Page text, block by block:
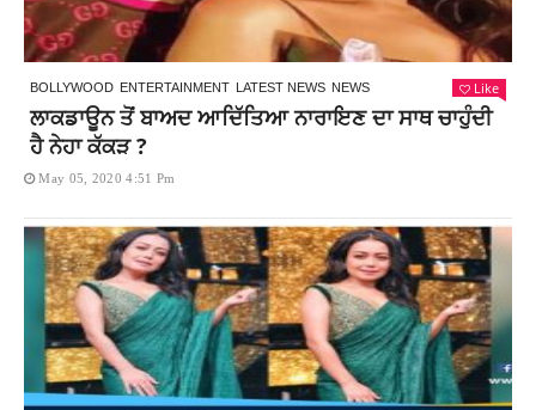
BOLLYWOOD ENTERTAINMENT LATEST NEWS NEWS Like
ਲਾਕਡਾਊਨ ਤੋਂ ਬਾਅਦ ਆਦਿੱਤਿਆ ਨਾਰਾਇਣ ਦਾ ਸਾਥ ਚਾਹੁੰਦੀ
ਹੈ ਨੇਹਾ ਕੱਕੜ ?
May 05, 2020 4:51 Pm